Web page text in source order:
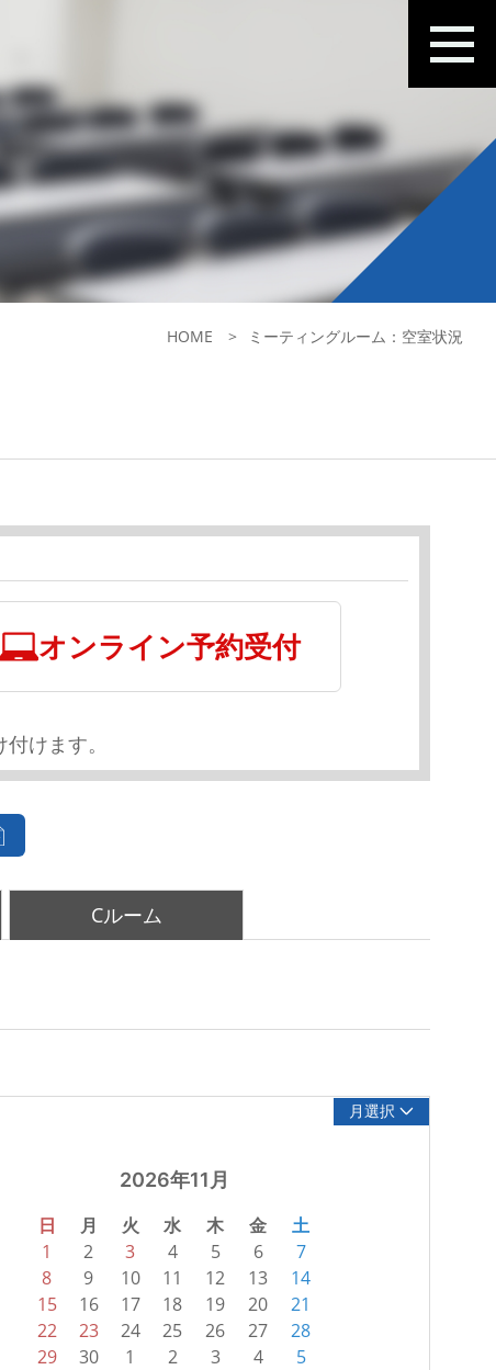
HOME ミーティングルーム：空室状況
オンライン予約受付
けます。
Cルーム
月選択
2026年11月
日 月 火 水 木 金 土
1 2 3 4 5 6
7
8
9 10 11 12 13
14
15
16 17 18 19 20
21
22
23 24 25 26 27
28
29
30 1 2 3 4 5